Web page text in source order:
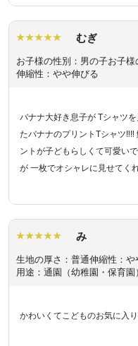
むぎ
お子様の性別：男の子お子様
伸縮性：やや伸びる
バナナ大好き息子が Tシャツ
たバナナのプリントTシャツ
ントが子どもらしくて可愛い
が 一枚でオシャレに見せてく
み
生地の厚さ：普通伸縮性：や
用途：通園（幼稚園・保育園
かわいくてこどものお気に入り